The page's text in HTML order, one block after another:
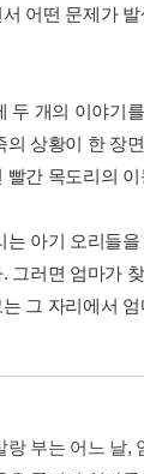
어떤 문제가
두 개의 이야기
의 상황이 한 장
빨간 목도리의
는 아기 오리들
그러면 엄마가
그 자리에서
랑 부는 어느 날,